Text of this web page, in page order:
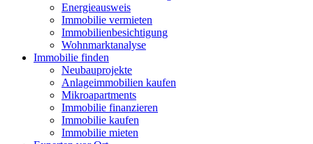
Energieausweis
Immobilie vermieten
Immobilienbesichtigung
Wohnmarktanalyse
Immobilie finden
Neubauprojekte
Anlageimmobilien kaufen
Mikroapartments
Immobilie finanzieren
Immobilie kaufen
Immobilie mieten